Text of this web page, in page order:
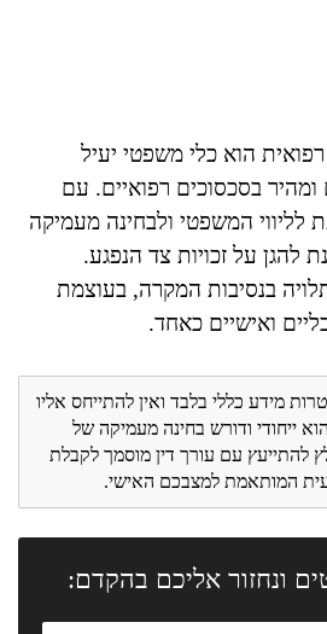
הוא כלי משפטי יעיל
בסכסוכים רפואיים. עם
לליווי המשפטי ולבחינה מעמיקה
על זכויות צד הנפגע.
בנסיבות המקרה, בעוצמת
ואישיים כאחד.
מידע כללי בלבד ואין להתייחס אליו
ייחודי ודורש בחינה מעמיקה של
להתייעץ עם עורך דין מוסמך לקבלת
המותאמת למצבכם האישי.
ונחזור אליכם בהקדם: